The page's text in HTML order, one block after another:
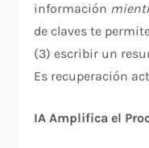
información
de claves te
(3) escribir un
Es recuperación
IA Amplifica el